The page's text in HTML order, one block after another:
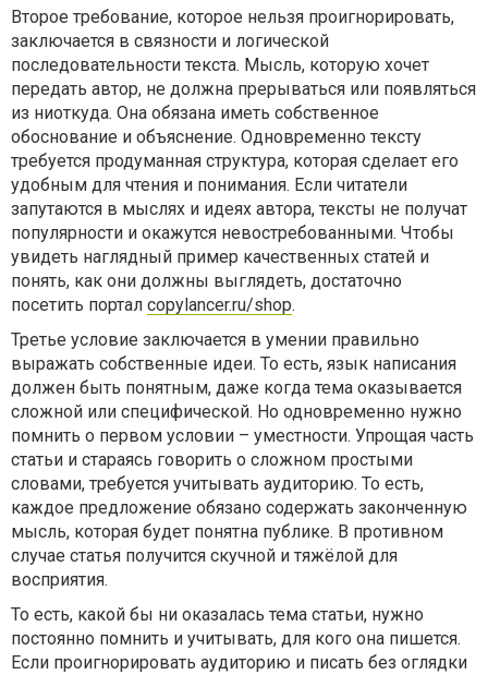
Второе требование, которое нельзя проигнорировать,
заключается в связности и логической
последовательности текста. Мысль, которую хочет
передать автор, не должна прерываться или появляться
из ниоткуда. Она обязана иметь собственное
обоснование и объяснение. Одновременно тексту
требуется продуманная структура, которая сделает его
удобным для чтения и понимания. Если читатели
запутаются в мыслях и идеях автора, тексты не получат
популярности и окажутся невостребованными. Чтобы
увидеть наглядный пример качественных статей и
понять, как они должны выглядеть, достаточно
посетить портал copylancer.ru/shop.
Третье условие заключается в умении правильно
выражать собственные идеи. То есть, язык написания
должен быть понятным, даже когда тема оказывается
сложной или специфической. Но одновременно нужно
помнить о первом условии – уместности. Упрощая часть
статьи и стараясь говорить о сложном простыми
словами, требуется учитывать аудиторию. То есть,
каждое предложение обязано содержать законченную
мысль, которая будет понятна публике. В противном
случае статья получится скучной и тяжёлой для
восприятия.
То есть, какой бы ни оказалась тема статьи, нужно
постоянно помнить и учитывать, для кого она пишется.
Если проигнорировать аудиторию и писать без оглядки